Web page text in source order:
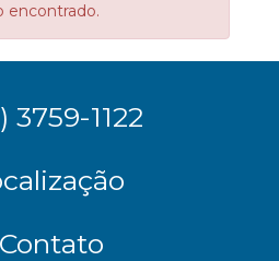
encontrado.
3759-1122
Contato